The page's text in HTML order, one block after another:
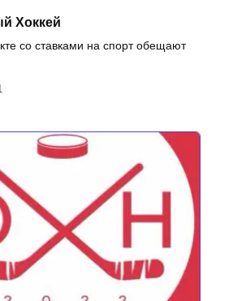
Хоккей
со ставками на спорт обещают